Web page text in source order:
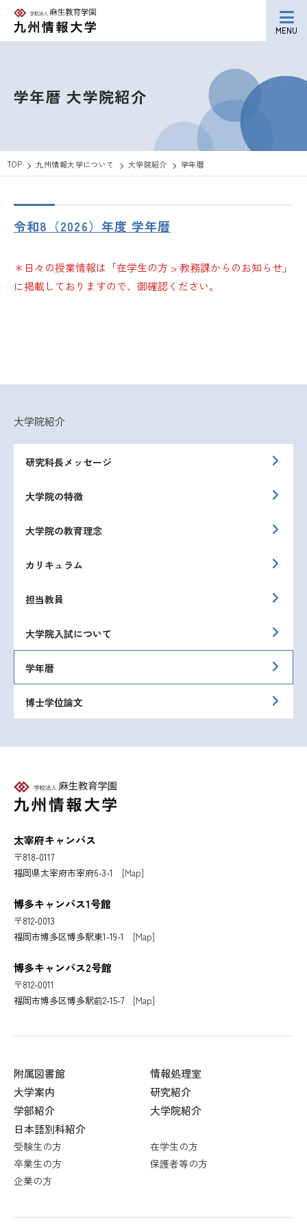
MENU
学年暦 大学院紹介
TOP 九州情報大学について 大学院紹介 学年暦
令和8（2026）年度 学年暦
＊日々の授業情報は「在学生の方 > 教務課からのお知らせ」
に掲載しておりますので、御確認ください。
大学院紹介
研究科長メッセージ
大学院の特徴
大学院の教育理念
カリキュラム
担当教員
大学院入試について
学年暦
博士学位論文
太宰府キャンパス
〒818-0117
福岡県太宰府市宰府6-3-1 [Map]
博多キャンパス1号館
〒812-0013
福岡市博多区博多駅東1-19-1 [Map]
博多キャンパス2号館
〒812-0011
福岡市博多区博多駅前2-15-7 [Map]
附属図書館
情報処理室
大学案内
研究紹介
学部紹介
大学院紹介
日本語別科紹介
受験生の方
在学生の方
卒業生の方
保護者等の方
企業の方